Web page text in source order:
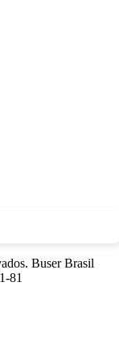
Buser Brasil
81